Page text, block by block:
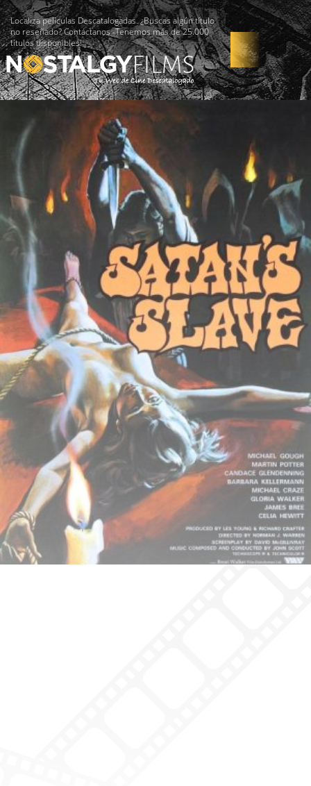
Localiza películas Descatalogadas. ¿Buscas algún título
no reseñado? Contáctanos -Tenemos más de 25.000
títulos disponibles!